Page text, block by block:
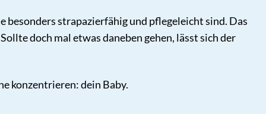
strapazierfähig und pflegeleicht sind. Das
doch mal etwas daneben gehen, lässt sich der
konzentrieren: dein Baby.